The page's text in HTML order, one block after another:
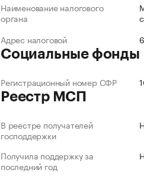
Наименование налогового
органа
Адрес налоговой
Социальные фонды
Регистрационный номер СФР
Реестр МСП
В реестре получателей
господдержки
Получила поддержку за
последний год